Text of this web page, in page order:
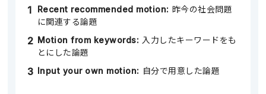
Recent recommended motion: 昨今の社会問題
に関連する論題
Motion from keywords: 入力したキーワードをも
とにした論題
Input your own motion: 自分で用意した論題